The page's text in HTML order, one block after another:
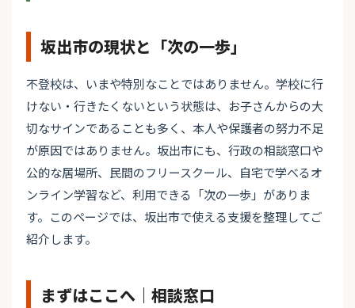
坂出市の現状と「次の一歩」
不登校は、いまや特別なことではありません。学校に行
けない・行きたくないという状態は、お子さんからの大
切なサインであることも多く、本人や保護者の努力不足
が原因ではありません。坂出市にも、行政の相談窓口や
公的な居場所、民間のフリースクール、自宅で学べるオ
ンライン学習など、利用できる「次の一歩」がありま
す。このページでは、坂出市で使える支援を整理してご
紹介します。
まずはここへ｜相談窓口